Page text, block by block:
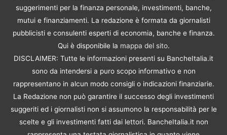
suggerimenti per la finanza personale, investimenti, banche,
mutui e finanziamenti. La redazione è formata da giornalisti
pubblicisti e consulenti esperti di economia, banche e finanza.
Qui è disponibile la mappa del sito.
DISCLAIMER: Tutte le informazioni presenti su BancheItalia.it
sono da intendersi a puro scopo informativo e non
rappresentano in alcun modo consigli o indicazioni finanziarie.
La Redazione non può garantire il successo degli investimenti
suggeriti ed i giornalisti non si assumono la responsabilità per le
scelte e gli investimenti fatti dai lettori. BancheItalia.it non